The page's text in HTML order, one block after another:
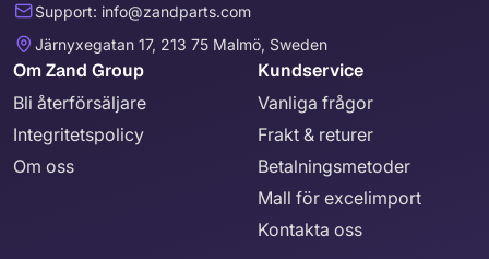
Support: info@zandparts.com
Järnyxegatan 17, 213 75 Malmö, Sweden
Om Zand Group
Bli återförsäljare
Integritetspolicy
Om oss
Kundservice
Vanliga frågor
Frakt & returer
Betalningsmetoder
Mall för excelimport
Kontakta oss